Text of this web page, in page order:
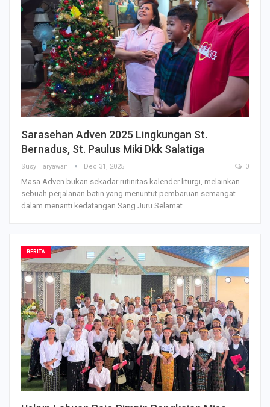
Sarasehan Adven 2025 Lingkungan St.
Bernadus, St. Paulus Miki Dkk Salatiga
Susy Haryawan Dec 31, 2025 0
Masa Adven bukan sekadar rutinitas kalender liturgi, melainkan
sebuah perjalanan batin yang menuntut pembaruan semangat
dalam menanti kedatangan Sang Juru Selamat.
BERITA